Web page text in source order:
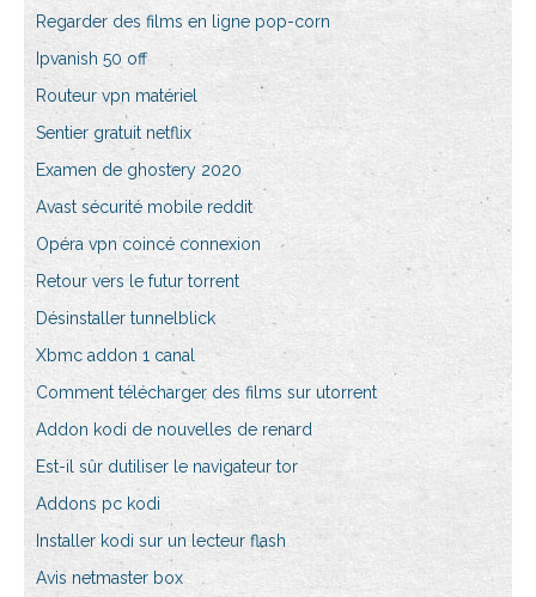
Regarder des films en ligne pop-corn
Ipvanish 50 off
Routeur vpn matériel
Sentier gratuit netflix
Examen de ghostery 2020
Avast sécurité mobile reddit
Opéra vpn coincé connexion
Retour vers le futur torrent
Désinstaller tunnelblick
Xbmc addon 1 canal
Comment télécharger des films sur utorrent
Addon kodi de nouvelles de renard
Est-il sûr dutiliser le navigateur tor
Addons pc kodi
Installer kodi sur un lecteur flash
Avis netmaster box